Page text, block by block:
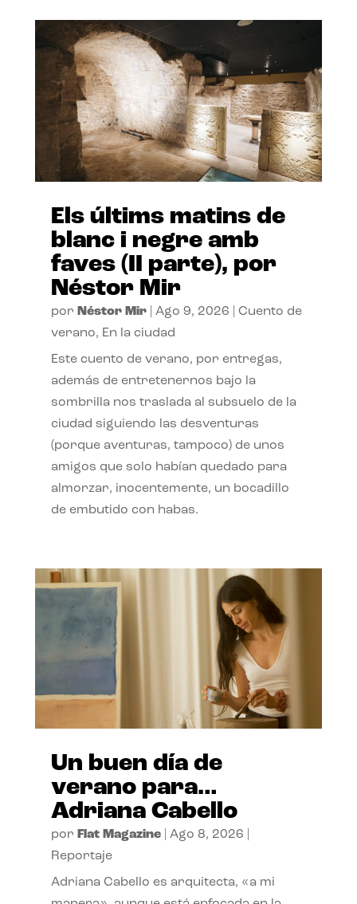
Els últims matins de
blanc i negre amb
faves (II parte), por
Néstor Mir
por Néstor Mir| Ago 9, 2026
Cuento de
verano, En la ciudad
Este cuento de verano, por entregas,
además de entretenernos bajo la
sombrilla nos traslada al subsuelo de la
ciudad siguiendo las desventuras
(porque aventuras, tampoco) de unos
amigos que solo habían quedado para
almorzar, inocentemente, un bocadillo
de embutido con habas.
Un buen día de
verano para…
Adriana Cabello
por Flat Magazine| Ago 8, 2026
Reportaje
Adriana Cabello es arquitecta, «a mi